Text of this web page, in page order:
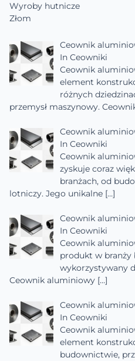
Wyroby hutnicze
Złom
Ceownik
In Ceowniki
Ceownik
element
różnych
przemysł maszynowy.
Ceownik
In Ceowniki
Ceownik
zyskuje coraz
branżach, od
lotniczy. Jego unikalne […]
Ceownik
In Ceowniki
Ceownik
produkt w branży
wykorzystywany
Ceownik aluminiowy […]
Ceownik
In Ceowniki
Ceownik
element
budownictwie,